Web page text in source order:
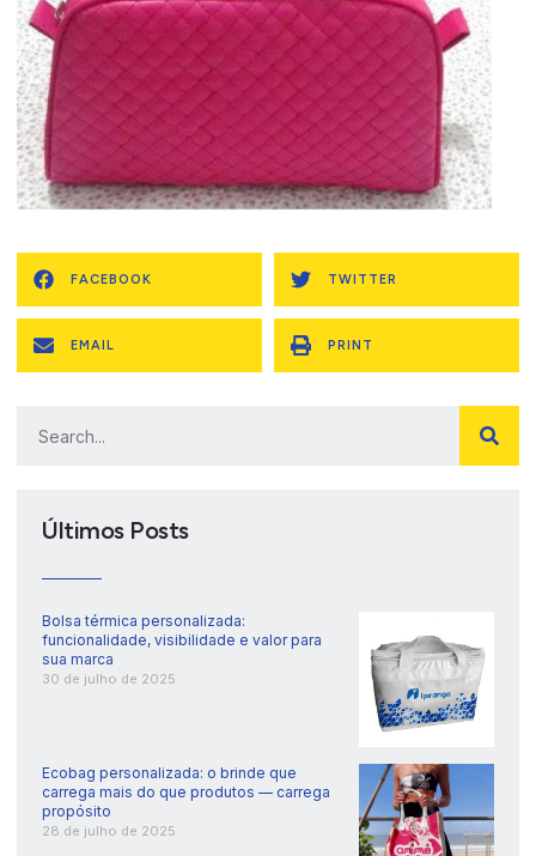
FACEBOOK TWITTER
EMAIL PRINT
Últimos Posts
Bolsa térmica personalizada:
funcionalidade, visibilidade e valor para
sua marca
30 de julho de 2025
Ecobag personalizada: o brinde que
carrega mais do que produtos — carrega
propósito
28 de julho de 2025